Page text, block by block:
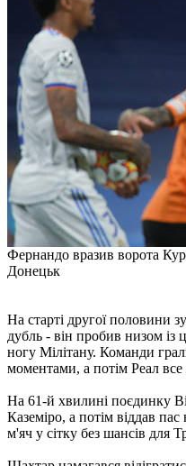
Фернандо вразив ворота
Донецьк
На старті другої половини
дубль - він пробив низом із
ногу Мілітану. Команди
моментами, а потім Реал
На 61-й хвилині поєдинку
Каземіро, а потім віддав
м'яч у сітку без шансів для